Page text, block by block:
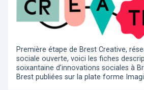
Première étape de Brest Creative,
sociale ouverte, voici les fiches
soixantaine d’innovations sociales à
Brest publiées sur la plate forme